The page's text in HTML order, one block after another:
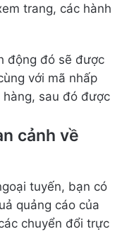
trang, các hành
động đó sẽ được
với mã nhấp
sau đó được
cảnh về
tuyến, bạn có
quảng cáo của
chuyển đổi trực